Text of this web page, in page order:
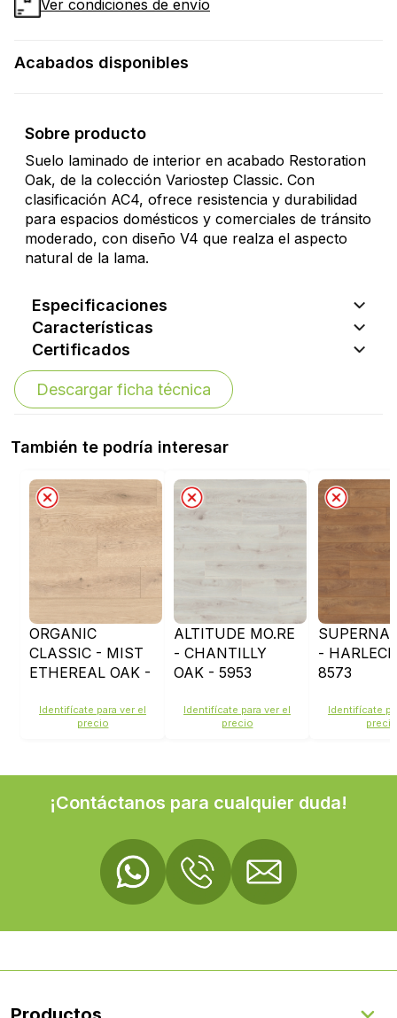
Ver condiciones de envío
Acabados disponibles
Sobre producto
Suelo laminado de interior en acabado Restoration
Oak, de la colección Variostep Classic. Con
clasificación AC4, ofrece resistencia y durabilidad
para espacios domésticos y comerciales de tránsito
moderado, con diseño V4 que realza el aspecto
natural de la lama.
Especificaciones
Características
Certificados
Descargar ficha técnica
También te podría interesar
ORGANIC
CLASSIC - MIST
ETHEREAL OAK -
Identifícate para ver el
precio
ALTITUDE MO.RE
- CHANTILLY
OAK - 5953
Identifícate para ver el
precio
-
8573
Identifícate
precio
¡Contáctanos para cualquier duda!